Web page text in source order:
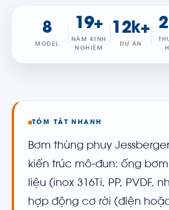
8
MODEL
19+
NĂM KINH
NGHIỆM
12k+
DỰ ÁN
TÓM TẮT NHANH
Bơm thùng phuy
kiến trúc mô-đun: ống
liệu (inox 316Ti, PP, PVDF,
hợp động cơ rời (điện